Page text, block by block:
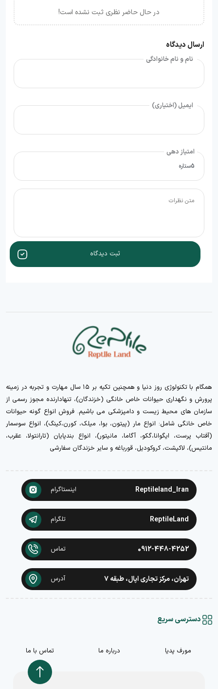
در حال حاضر نظری ثبت نشده است!
ارسال دیدگاه
نام و نام خانوادگی
ایمیل (اختیاری)
امتیاز دهی
ثبت دیدگاه
همگام با تکنولوژی روز دنیا و همچنین تکیه بر ۱۵ سال مهارت و تجربه در زمینه
پرورش و نگهداری حیوانات خاص خانگی (خزندگان)، تنهادارنده مجوز رسمی از
سازمان های محیط زیست و دامپزشکی می باشیم. فروش انواع گونه حیوانات
خاص خانگی شامل: انواع مار (پیتون، بوا، میلک، کورن،کینگ)، انواع سوسمار
(آفتاب پرست، ایگوانا،گکو، آگاما، مانیتور)، انواع بندپایان (تارانتولا، عقرب،
مانتیس)، لاکپشت، کروکودیل، قورباغه و سایر خزندگان سفارشی
Reptileland_Iran اینستاگرام
ReptileLand تلگرام
0912-448-4252 تماس
تهران، مرکز تجاری اپال، طبقه ۷ آدرس
دسترسی سریع
مورف پدیا درباره ما تماس با ما